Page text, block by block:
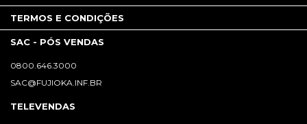
TERMOS E CONDIÇÕES
SAC - PÓS VENDAS
0800.646.3000
SAC@FUJIOKA.INF.BR
TELEVENDAS